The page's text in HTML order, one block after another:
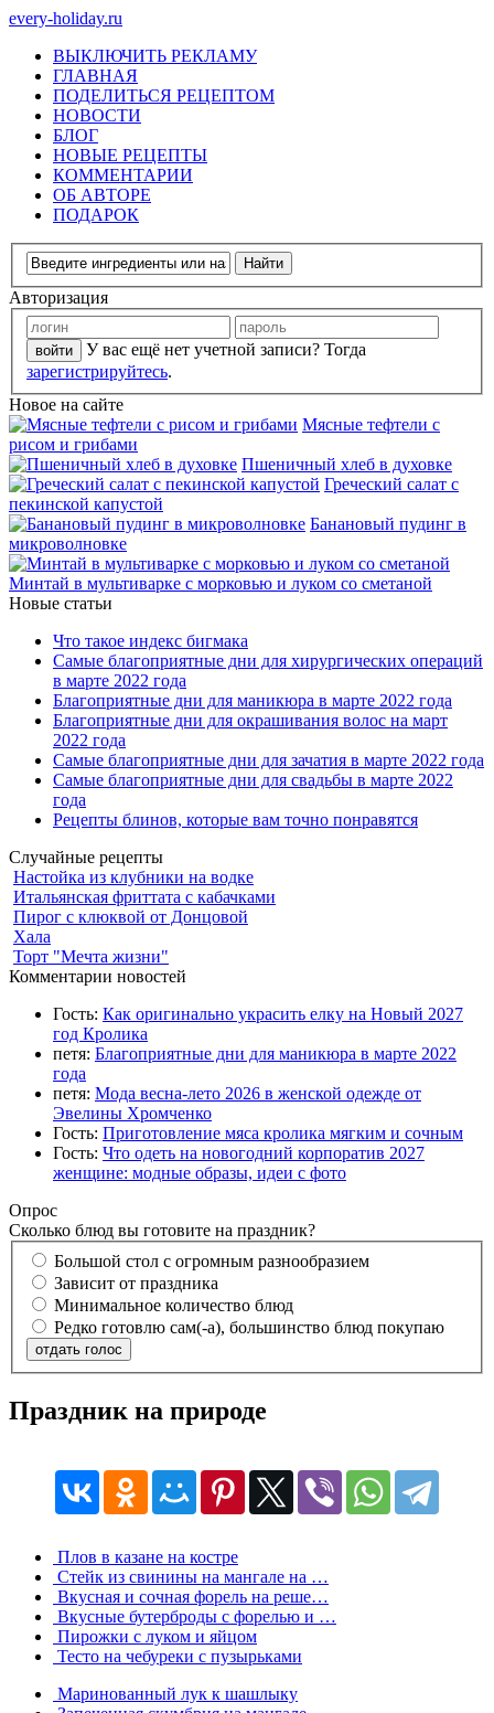
every-holiday.ru
ВЫКЛЮЧИТЬ РЕКЛАМУ
ГЛАВНАЯ
ПОДЕЛИТЬСЯ РЕЦЕПТОМ
НОВОСТИ
БЛОГ
НОВЫЕ РЕЦЕПТЫ
КОММЕНТАРИИ
ОБ АВТОРЕ
ПОДАРОК
Авторизация
У вас ещё нет учетной записи? Тогда
зарегистрируйтесь.
Новое на сайте
Мясные тефтели с
рисом и грибами
Пшеничный хлеб в духовке
Греческий салат с
пекинской капустой
Банановый пудинг в
микроволновке
Минтай в мультиварке с морковью и луком со сметаной
Новые статьи
Что такое индекс бигмака
Самые благоприятные дни для хирургических операций
в марте 2022 года
Благоприятные дни для маникюра в марте 2022 года
Благоприятные дни для окрашивания волос на март
2022 года
Самые благоприятные дни для зачатия в марте 2022 года
Самые благоприятные дни для свадьбы в марте 2022
года
Рецепты блинов, которые вам точно понравятся
Случайные рецепты
Настойка из клубники на водке
Итальянская фриттата с кабачками
Пирог с клюквой от Донцовой
Хала
Торт "Мечта жизни"
Комментарии новостей
Гость: Как оригинально украсить елку на Новый 2027
год Кролика
петя: Благоприятные дни для маникюра в марте 2022
года
петя: Мода весна-лето 2026 в женской одежде от
Эвелины Хромченко
Гость: Приготовление мяса кролика мягким и сочным
Гость: Что одеть на новогодний корпоратив 2027
женщине: модные образы, идеи с фото
Опрос
Сколько блюд вы готовите на праздник?
Большой стол с огромным разнообразием
Зависит от праздника
Минимальное количество блюд
Редко готовлю сам(-а), большинство блюд покупаю
отдать голос
Праздник на природе
Плов в казане на костре
Стейк из свинины на мангале на …
Вкусная и сочная форель на реше…
Вкусные бутерброды с форелью и …
Пирожки с луком и яйцом
Тесто на чебуреки с пузырьками
Маринованный лук к шашлыку